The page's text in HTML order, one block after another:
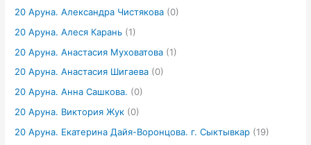
20 Аруна. Александра Чистякова (0)
20 Аруна. Алеся Карань (1)
20 Аруна. Анастасия Муховатова (1)
20 Аруна. Анастасия Шигаева (0)
20 Аруна. Анна Сашкова. (0)
20 Аруна. Виктория Жук (0)
20 Аруна. Екатерина Дайя-Воронцова. г. Сыктывкар (19)